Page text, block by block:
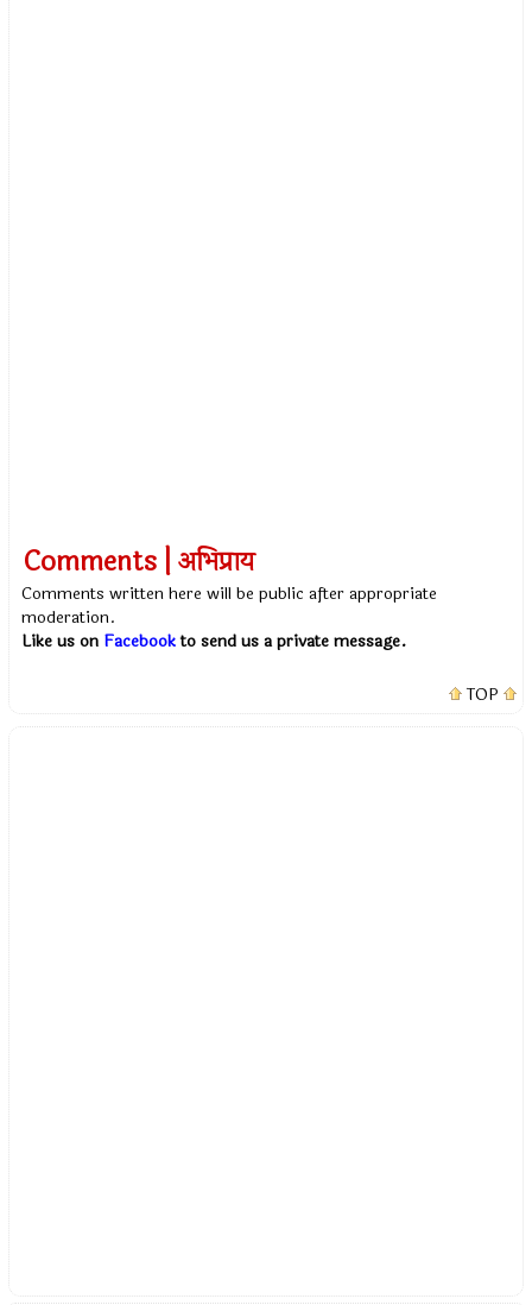
Comments | अभिप्राय
Comments written here will be public after appropriate
moderation.
Like us on Facebookto send us a private message.
TOP